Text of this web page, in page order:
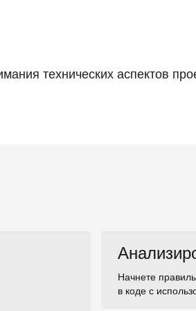
технических аспектов
Начнете
в коде с